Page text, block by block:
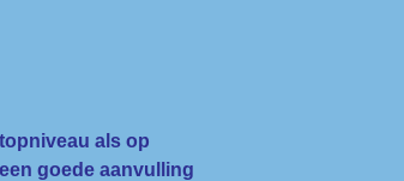
als op
goede aanvulling